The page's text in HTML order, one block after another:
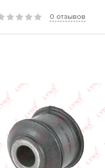
0 отзывов